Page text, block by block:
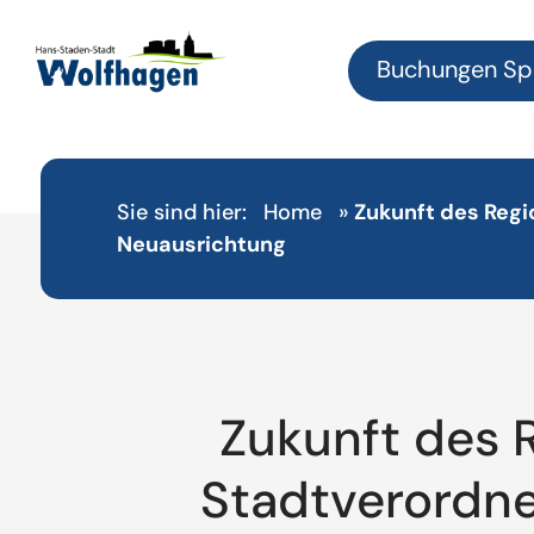
Buchungen
Sie sind hier: Home » Zukunft des
Neuausrichtung
Zukunft des